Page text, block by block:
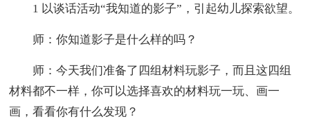
1 以谈话活动“我知道的影子”，引起幼儿探索欲望。
师：你知道影子是什么样的吗？
师：今天我们准备了四组材料玩影子，而且这四组
材料都不一样，你可以选择喜欢的材料玩一玩、画一
画，看看你有什么发现？